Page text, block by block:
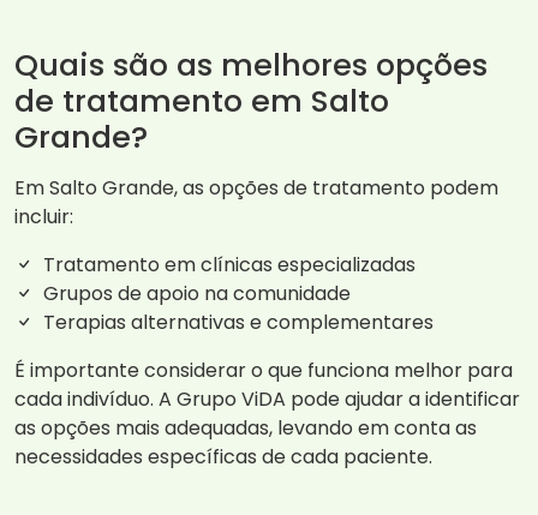
Quais são as melhores opções
de tratamento em Salto
Grande?
Em Salto Grande, as opções de tratamento podem
incluir:
Tratamento em clínicas especializadas
Grupos de apoio na comunidade
Terapias alternativas e complementares
É importante considerar o que funciona melhor para
cada indivíduo. A Grupo ViDA pode ajudar a identificar
as opções mais adequadas, levando em conta as
necessidades específicas de cada paciente.